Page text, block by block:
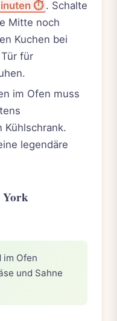
⏱️ . Schalte
Mitte noch
Kuchen bei
für
im Ofen muss
Kühlschrank.
legendäre
York
im Ofen
und Sahne